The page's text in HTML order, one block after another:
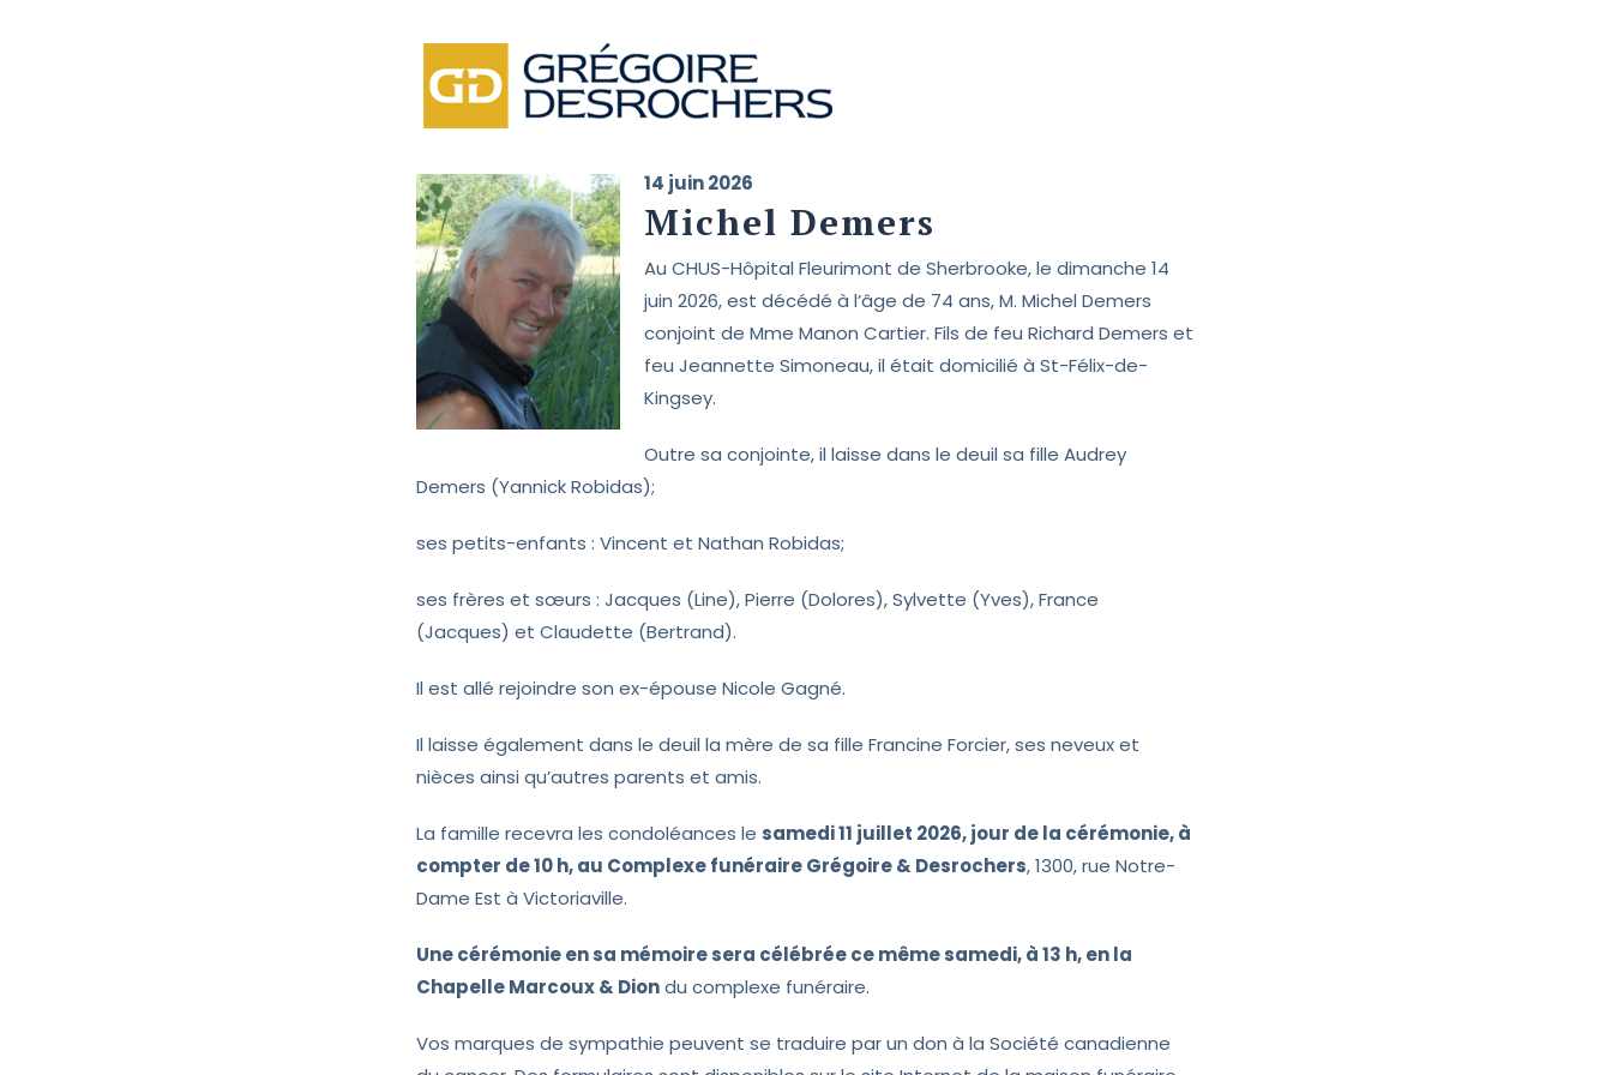
14 juin 2026
Michel Demers
Au CHUS-Hôpital Fleurimont de Sherbrooke, le dimanche 14
juin 2026, est décédé à l’âge de 74 ans, M. Michel Demers
conjoint de Mme Manon Cartier. Fils de feu Richard Demers et
feu Jeannette Simoneau, il était domicilié à St-Félix-de-
Kingsey.
Outre sa conjointe, il laisse dans le deuil sa fille Audrey
Demers (Yannick Robidas);
ses petits-enfants : Vincent et Nathan Robidas;
ses frères et sœurs : Jacques (Line), Pierre (Dolores), Sylvette (Yves), France
(Jacques) et Claudette (Bertrand).
Il est allé rejoindre son ex-épouse Nicole Gagné.
Il laisse également dans le deuil la mère de sa fille Francine Forcier, ses neveux et
nièces ainsi qu’autres parents et amis.
La famille recevra les condoléances le samedi 11 juillet 2026, jour de la cérémonie, à
compter de 10 h, au Complexe funéraire Grégoire & Desrochers, 1300, rue Notre-
Dame Est à Victoriaville.
Une cérémonie en sa mémoire sera célébrée ce même samedi, à 13 h, en la
Chapelle Marcoux & Diondu complexe funéraire.
Vos marques de sympathie peuvent se traduire par un don à la Société canadienne